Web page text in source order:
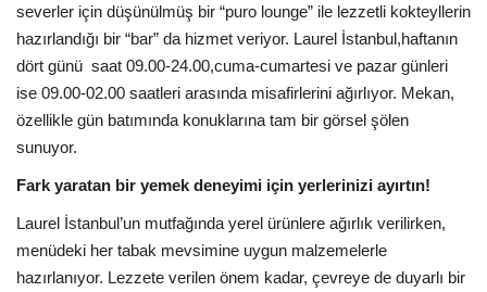
severler için düşünülmüş bir “puro lounge” ile lezzetli kokteyllerin
hazırlandığı bir “bar” da hizmet veriyor. Laurel İstanbul,haftanın
dört günü saat 09.00-24.00,cuma-cumartesi ve pazar günleri
ise 09.00-02.00 saatleri arasında misafirlerini ağırlıyor. Mekan,
özellikle gün batımında konuklarına tam bir görsel şölen
sunuyor.
Fark yaratan bir yemek deneyimi için yerlerinizi ayırtın!
Laurel İstanbul’un mutfağında yerel ürünlere ağırlık verilirken,
menüdeki her tabak mevsimine uygun malzemelerle
hazırlanıyor. Lezzete verilen önem kadar, çevreye de duyarlı bir